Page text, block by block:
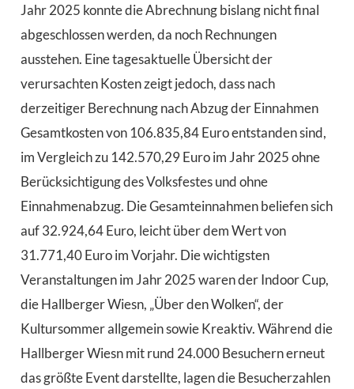
Jahr 2025 konnte die Abrechnung bislang nicht final
abgeschlossen werden, da noch Rechnungen
ausstehen. Eine tagesaktuelle Übersicht der
verursachten Kosten zeigt jedoch, dass nach
derzeitiger Berechnung nach Abzug der Einnahmen
Gesamtkosten von 106.835,84 Euro entstanden sind,
im Vergleich zu 142.570,29 Euro im Jahr 2025 ohne
Berücksichtigung des Volksfestes und ohne
Einnahmenabzug. Die Gesamteinnahmen beliefen sich
auf 32.924,64 Euro, leicht über dem Wert von
31.771,40 Euro im Vorjahr. Die wichtigsten
Veranstaltungen im Jahr 2025 waren der Indoor Cup,
die Hallberger Wiesn, „Über den Wolken“, der
Kultursommer allgemein sowie Kreaktiv. Während die
Hallberger Wiesn mit rund 24.000 Besuchern erneut
das größte Event darstellte, lagen die Besucherzahlen